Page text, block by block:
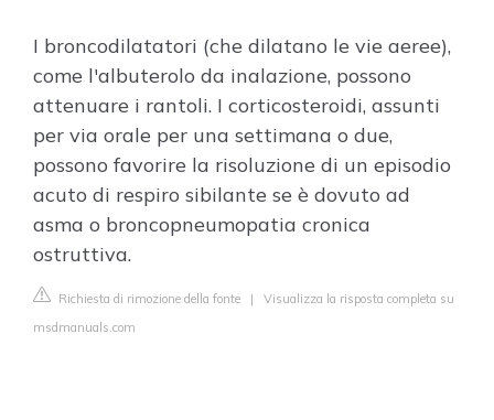
I broncodilatatori (che dilatano le vie aeree),
come l'albuterolo da inalazione, possono
attenuare i rantoli. I corticosteroidi, assunti
per via orale per una settimana o due,
possono favorire la risoluzione di un episodio
acuto di respiro sibilante se è dovuto ad
asma o broncopneumopatia cronica
ostruttiva.
Richiesta di rimozione della fonte | Visualizza la risposta completa su
msdmanuals.com